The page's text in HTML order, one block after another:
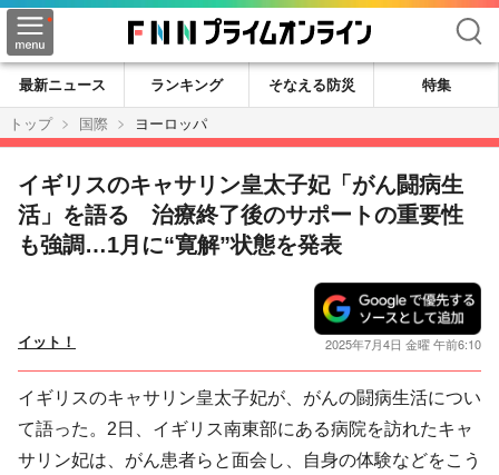
検索
最新ニュース ランキング そなえる防災
特集
トップ
国際 ヨーロッパ
イギリスのキャサリン皇太子妃「がん闘病生
活」を語る 治療終了後のサポートの重要性
も強調…1月に“寛解”状態を発表
イット！ 2025年7月4日 金曜 午前6:10
イギリスのキャサリン皇太子妃が、がんの闘病生活につい
て語った。2日、イギリス南東部にある病院を訪れたキャ
サリン妃は、がん患者らと面会し、自身の体験などをこう